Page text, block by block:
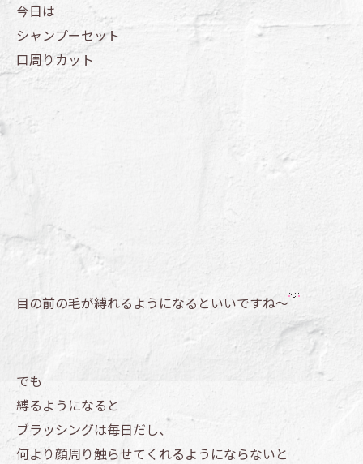
今日は
シャンプーセット
口周りカット
目の前の毛が縛れるようになるといいですね～
でも
縛るようになると
ブラッシングは毎日だし、
何より顔周り触らせてくれるようにならないと